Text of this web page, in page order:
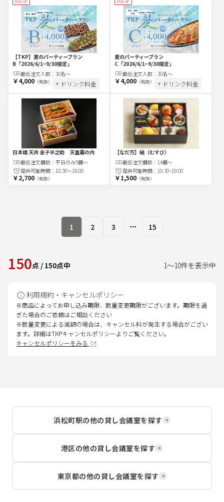
【TKP】夏のパーティープラン
B「2026/6/1~9/30限定」
最低注文人数： 30名〜
￥4,000（税抜） + ドリンク料金
夏のパーティープラン
C「2026/6/1~9/30限定」
最低注文人数： 30名〜
￥4,000（税抜） + ドリンク料金
日本橋 天丼 金子半之助 天重幕の内
最低注文個数： 平日のみ5個～
提供可能時間： 10:30～18:00
￥2,700（税抜）
【なだ万】結（むすび）
最低注文個数： 14個～
提供可能時間： 10:30~19:00
￥1,500（税抜）
1 2 3 More pages
15
150点 / 150点中 1～10件を表示中
利用規約・キャンセルポリシー
※商品によってお申し込み期限、数量変更期限がございます。期限を過
ぎた場合のご依頼はご相談ください
※数量変更による減額の場合は、キャンセル料が発生する場合がござい
ます。詳細はTKPキャンセルポリシーよりご覧ください。
キャンセルポリシーをみる
浜松町駅の他の貸し会議室を探す
港区の他の貸し会議室を探す
東京都の他の貸し会議室を探す